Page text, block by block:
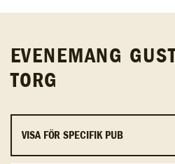
EVENEMANG
TORG